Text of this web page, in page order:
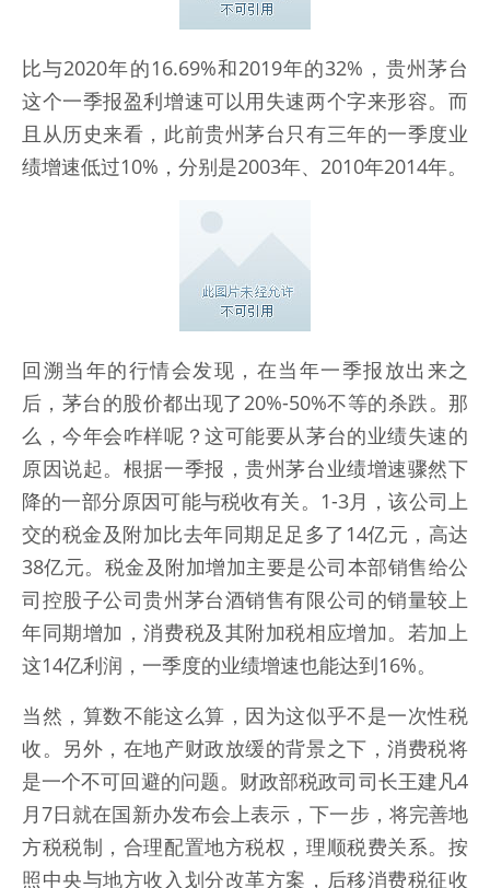
比与2020年的16.69%和2019年的32%，贵州茅台
这个一季报盈利增速可以用失速两个字来形容。而
且从历史来看，此前贵州茅台只有三年的一季度业
绩增速低过10%，分别是2003年、2010年2014年。
回溯当年的行情会发现，在当年一季报放出来之
后，茅台的股价都出现了20%-50%不等的杀跌。那
么，今年会咋样呢？这可能要从茅台的业绩失速的
原因说起。根据一季报，贵州茅台业绩增速骤然下
降的一部分原因可能与税收有关。1-3月，该公司上
交的税金及附加比去年同期足足多了14亿元，高达
38亿元。税金及附加增加主要是公司本部销售给公
司控股子公司贵州茅台酒销售有限公司的销量较上
年同期增加，消费税及其附加税相应增加。若加上
这14亿利润，一季度的业绩增速也能达到16%。
当然，算数不能这么算，因为这似乎不是一次性税
收。另外，在地产财政放缓的背景之下，消费税将
是一个不可回避的问题。财政部税政司司长王建凡4
月7日就在国新办发布会上表示，下一步，将完善地
方税税制，合理配置地方税权，理顺税费关系。按
照中央与地方收入划分改革方案，后移消费税征收